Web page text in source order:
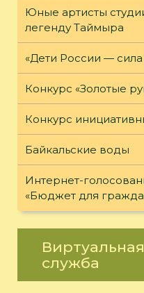
Юные артисты
легенду Таймыра
«Дети России — сила
Конкурс «Золотые
Конкурс
Байкальские воды
Интернет-
«Бюджет для
служба